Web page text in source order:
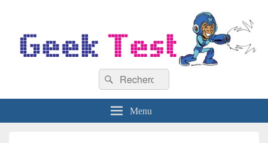
Recherche :
Rechercher
Menu